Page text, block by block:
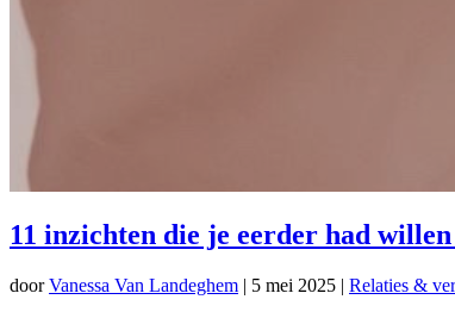
11 inzichten die je eerder had
doorVanessa Van Landeghem | 5 mei 2025 | Relaties &